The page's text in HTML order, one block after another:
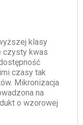
klasy
czysty kwas
czasy tak
Mikronizacja
na
o wzorowej